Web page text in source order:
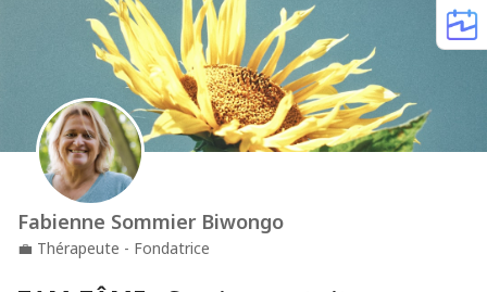
Fabienne Sommier Biwongo
💼 Thérapeute - Fondatrice